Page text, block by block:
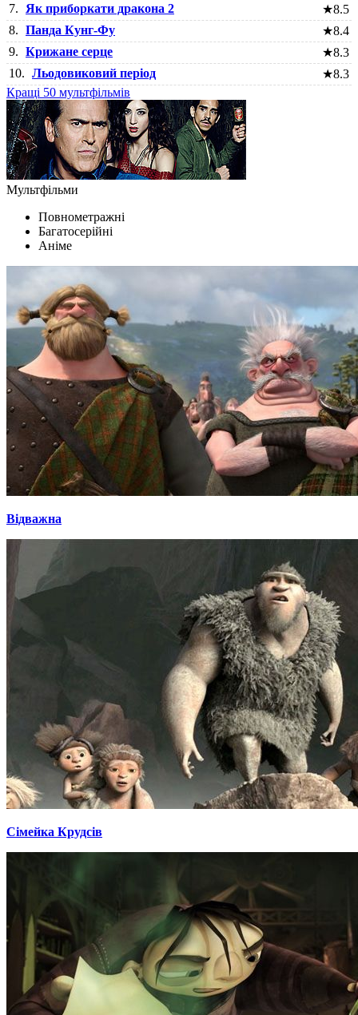
7.
Як приборкати дракона 2 ★8.5
8. Панда Кунг-Фу ★8.4
9. Крижане серце ★8.3
10. Льодовиковий період ★8.3
Кращі 50 мультфільмів
Мультфільми
Повнометражні
Багатосерійні
Аніме
Відважна
Сімейка Крудсів